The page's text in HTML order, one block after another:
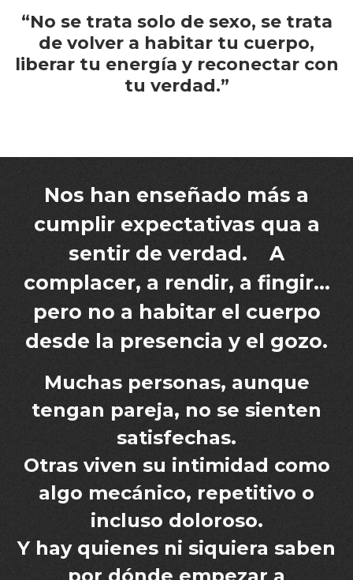
“No se trata solo de sexo, se trata
de volver a habitar tu cuerpo,
liberar tu energía y reconectar con
tu verdad.”
Nos han enseñado más a
cumplir expectativas qua a
sentir de verdad. A
complacer, a rendir, a fingir…
pero no a habitar el cuerpo
desde la presencia y el gozo.
Muchas personas, aunque
tengan pareja, no se sienten
satisfechas.
Otras viven su intimidad como
algo mecánico, repetitivo o
incluso doloroso.
Y hay quienes ni siquiera saben